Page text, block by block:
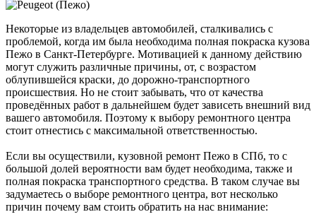
Некоторые из владельцев автомобилей, сталкивались с
проблемой, когда им была необходима полная покраска кузова
Пежо в Санкт-Петербурге. Мотивацией к данному действию
могут служить различные причины, от, с возрастом
облупившейся краски, до дорожно-транспортного
происшествия. Но не стоит забывать, что от качества
проведённых работ в дальнейшем будет зависеть внешний вид
вашего автомобиля. Поэтому к выбору ремонтного центра
стоит отнестись с максимальной ответственностью.
Если вы осуществили, кузовной ремонт Пежо в СПб, то с
большой долей вероятности вам будет необходима, также и
полная покраска транспортного средства. В таком случае вы
задумаетесь о выборе ремонтного центра, вот несколько
причин почему вам стоить обратить на нас внимание: